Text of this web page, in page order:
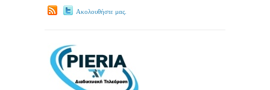
Ακολουθήστε μας.